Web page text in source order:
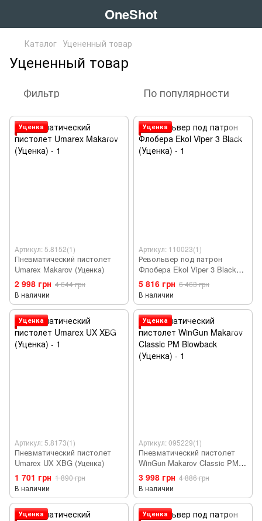
OneShot
Каталог Уцененный товар
Уцененный товар
Фильтр По популярности
Уценка
Артикул: 5.8152(1)
Пневматический пистолет
Umarex Makarov (Уценка)
2 998 грн 4 644 грн
В наличии
Уценка
Артикул: 110023(1)
Револьвер под патрон
Флобера Ekol Viper 3 Black
(Уценка)
5 816 грн 6 463 грн
В наличии
Уценка
Артикул: 5.8173(1)
Пневматический пистолет
Umarex UX XBG (Уценка)
1 701 грн 1 890 грн
В наличии
Уценка
Артикул: 095229(1)
Пневматический пистолет
WinGun Makarov Classic PM
Blowback (Уценка)
3 998 грн 4 886 грн
В наличии
Уценка Уценка